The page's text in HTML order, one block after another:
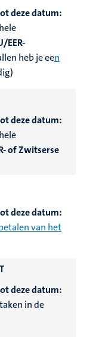
deze datum:
EER-
heb je een
deze datum:
of Zwitserse
deze datum:
van het
deze datum:
in de